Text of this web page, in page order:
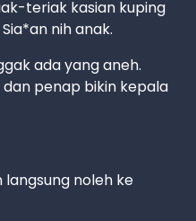
teriak kasian kuping
nih anak.
ada yang aneh.
dan penap bikin kepala
langsung noleh ke